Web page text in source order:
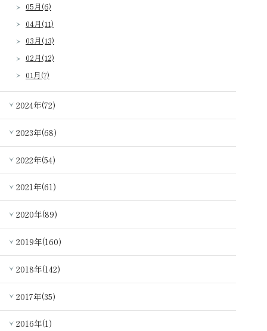
05月(6)
04月(11)
03月(13)
02月(12)
01月(7)
2024年(72)
2023年(68)
2022年(54)
2021年(61)
2020年(89)
2019年(160)
2018年(142)
2017年(35)
2016年(1)